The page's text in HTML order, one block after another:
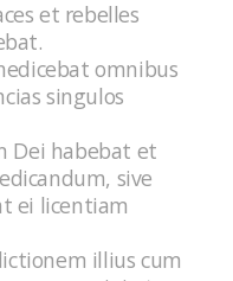
et rebelles
omnibus
singulos
Dei habebat et
sive
ei licentiam
illius cum